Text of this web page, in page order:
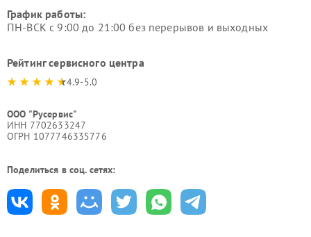
График работы:
ПН-ВСК с 9:00 до 21:00 без перерывов и выходных
Рейтинг сервисного центра
4.9-5.0
ООО "Русервис"
ИНН 7702633247
ОГРН 1077746335776
Поделиться в соц. сетях: